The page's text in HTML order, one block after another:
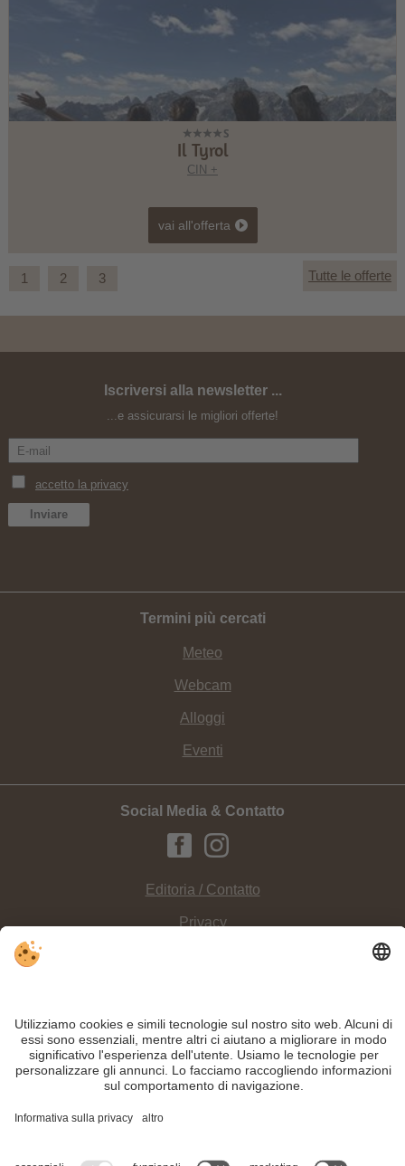
Il Tyrol
CIN +
Yoga settembre con Elena Ferraris
vai all'offerta
1 2 3 Tutte le offerte
Iscriversi alla newsletter ...
...e assicurarsi le migliori offerte!
Termini più cercati
Meteo
Webcam
Alloggi
Eventi
Social Media & Contatto
Editoria / Contatto
Privacy
INFO:Ilsentiero tematico "Viktor Wolf Edler von Glanvell"è una camminata
ideale per tutte le famiglie che soggiornano in Alta Pusteria e termina al
Nonostante il lavoro accurato e il costante aggiornamento dei contenuti, si